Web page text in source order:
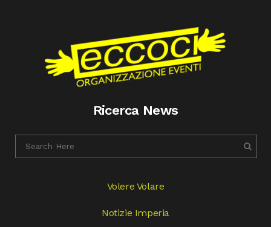
Ricerca News
Volere Volare
Notizie Imperia